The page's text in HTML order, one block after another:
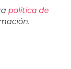
política de